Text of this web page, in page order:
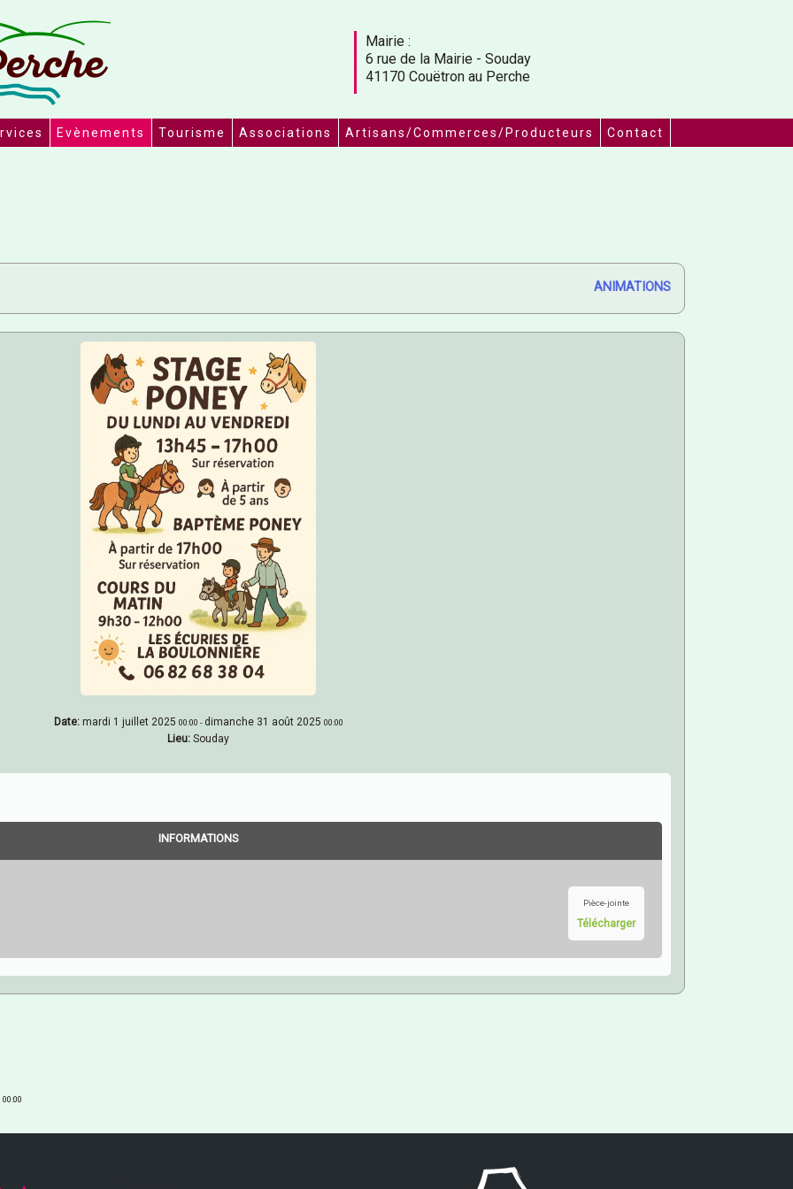
Mairie :
6 rue de la Mairie - Souday
41170 Couëtron au Perche
Evènements Tourisme Associations Artisans/Commerces/Producteurs Contact
ANIMATIONS
Date: mardi 1 juillet 2025 00:00 - dimanche 31 août 2025 00:00
Lieu: Souday
INFORMATIONS
Pièce-jointe
Télécharger
00:00